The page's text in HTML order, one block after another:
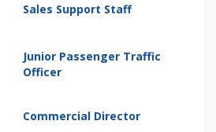
Sales Support Staff
Junior Passenger Traffic
Officer
Commercial Director